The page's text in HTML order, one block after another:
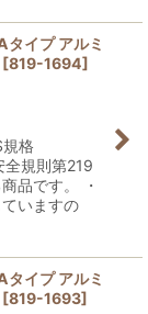
タイプ アルミ
[819-1694]
格
規則第219
品です。 ・
いますの
タイプ アルミ
[819-1693]